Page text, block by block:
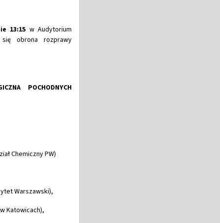
13:15 w Audytorium
obrona rozprawy
POCHODNYCH
Chemiczny PW)
Warszawski),
Katowicach),